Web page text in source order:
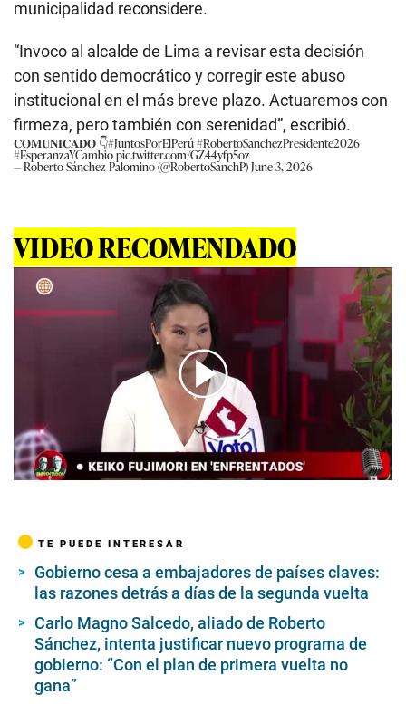
municipalidad reconsidere.
“Invoco al alcalde de Lima a revisar esta decisión
con sentido democrático y corregir este abuso
institucional en el más breve plazo. Actuaremos con
firmeza, pero también con serenidad”, escribió.
𝐂𝐎𝐌𝐔𝐍𝐈𝐂𝐀𝐃𝐎 👇#JuntosPorElPerú#RobertoSanchezPresidente2026
#EsperanzaYCambiopic.twitter.com/GZ44yfp5oz
— Roberto Sánchez Palomino (@RobertoSanchP)June 3, 2026
VIDEO RECOMENDADO
00:00/06:00
TE PUEDE INTERESAR
Gobierno cesa a embajadores de países claves:
las razones detrás a días de la segunda vuelta
Carlo Magno Salcedo, aliado de Roberto
Sánchez, intenta justificar nuevo programa de
gobierno: “Con el plan de primera vuelta no
gana”